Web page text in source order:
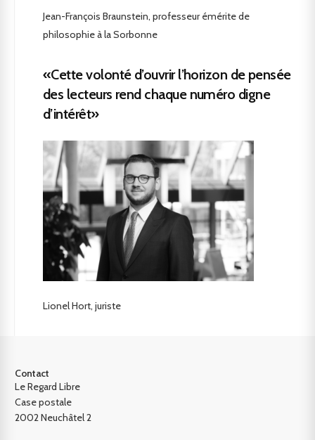
Jean-François Braunstein, professeur émérite de
philosophie à la Sorbonne
«Cette volonté d’ouvrir l’horizon de pensée
des lecteurs rend chaque numéro digne
d’intérêt»
Lionel Hort, juriste
Contact
Le Regard Libre
Case postale
2002 Neuchâtel 2